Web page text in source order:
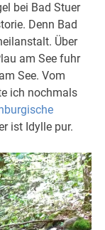
bei Bad Stuer
Denn Bad
Über
am See fuhr
See. Vom
ich nochmals
ist Idylle pur.